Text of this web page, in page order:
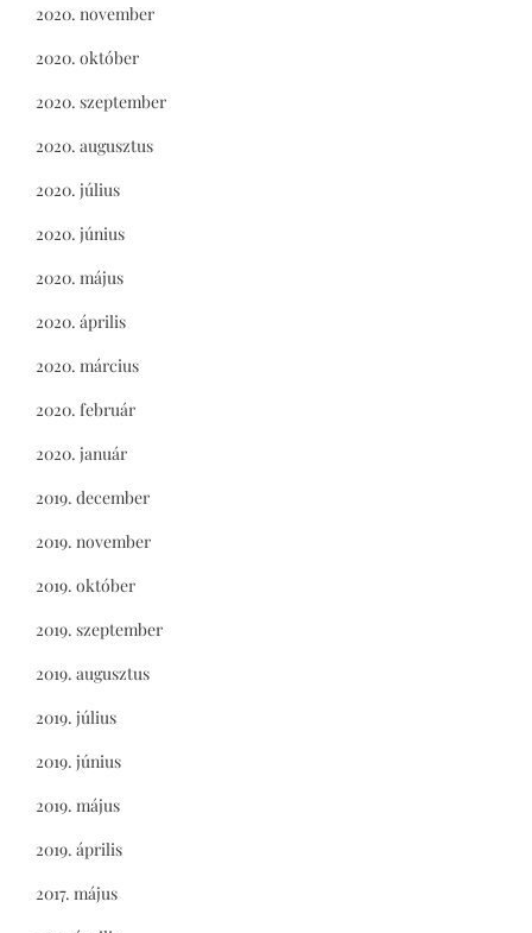
2020. november
2020. október
2020. szeptember
2020. augusztus
2020. július
2020. június
2020. május
2020. április
2020. március
2020. február
2020. január
2019. december
2019. november
2019. október
2019. szeptember
2019. augusztus
2019. július
2019. június
2019. május
2019. április
2017. május